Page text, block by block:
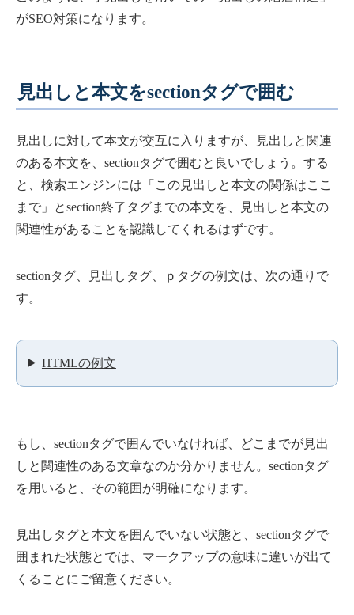
がSEO対策になります。
見出しと本文をsectionタグで囲む
見出しに対して本文が交互に入りますが、見出しと関連
のある本文を、sectionタグで囲むと良いでしょう。する
と、検索エンジンには「この見出しと本文の関係はここ
まで」とsection終了タグまでの本文を、見出しと本文の
関連性があることを認識してくれるはずです。
sectionタグ、見出しタグ、ｐタグの例文は、次の通りで
す。
HTMLの例文
もし、sectionタグで囲んでいなければ、どこまでが見出
しと関連性のある文章なのか分かりません。sectionタグ
を用いると、その範囲が明確になります。
見出しタグと本文を囲んでいない状態と、sectionタグで
囲まれた状態とでは、マークアップの意味に違いが出て
くることにご留意ください。